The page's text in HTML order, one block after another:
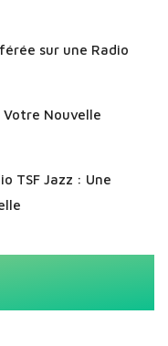
sur une Radio
Votre Nouvelle
TSF Jazz : Une